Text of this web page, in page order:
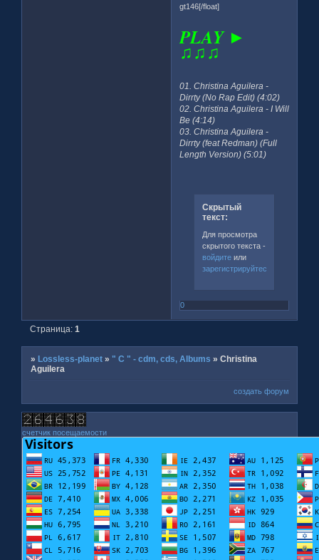
gt146[/float]
PLAY ►
♫♫♫
01. Christina Aguilera -
Dirrty (No Rap Edit) (4:02)
02. Christina Aguilera - I Will
Be (4:14)
03. Christina Aguilera -
Dirrty (feat Redman) (Full
Length Version) (5:01)
Скрытый
текст:
Для просмотра
скрытого текста -
войдитеили
зарегистрируйтесь
0
Страница:1
»Lossless-planet » " C " - cdm, cds, Albums »Christina
Aguilera
создать форум
счетчик посещаемости